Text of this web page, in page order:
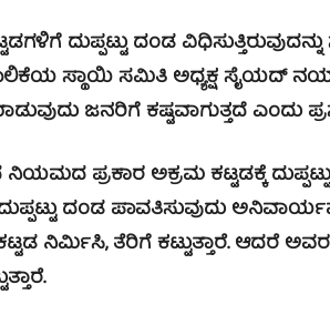
ದುಪ್ಪಟ್ಟು ದಂಡ
ಸ್ಥಾಯಿ ಸಮಿತಿ ಅಧ್ಯಕ್ಷ ಸೈಯದ್
ಜನರಿಗೆ ಕಷ್ಟವಾಗುತ್ತದೆ ಎಂದು
ಪ್ರಕಾರ ಅಕ್ರಮ ಕಟ್ಟಡಕ್ಕೆ
ದಂಡ ಪಾವತಿಸುವುದು
ನಿರ್ಮಿಸಿ, ತೆರಿಗೆ ಕಟ್ಟುತ್ತಾರೆ. ಆದರೆ ಅವರ